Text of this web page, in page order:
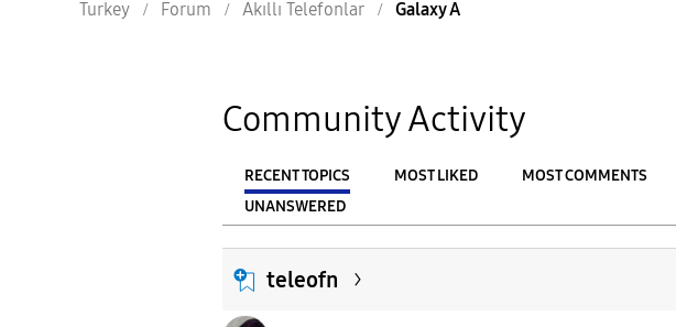
Turkey Forum Akıllı Telefonlar Galaxy A
Community Activity
RECENT TOPICS MOST LIKED MOST COMMENTS
UNANSWERED
From To
teleofn